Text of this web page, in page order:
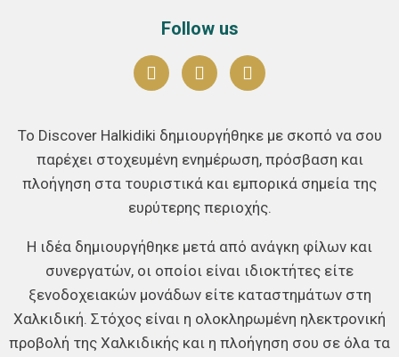
Follow us
Το Discover Halkidiki δημιουργήθηκε με σκοπό να σου
παρέχει στοχευμένη ενημέρωση, πρόσβαση και
πλοήγηση στα τουριστικά και εμπορικά σημεία της
ευρύτερης περιοχής.
Η ιδέα δημιουργήθηκε μετά από ανάγκη φίλων και
συνεργατών, οι οποίοι είναι ιδιοκτήτες είτε
ξενοδοχειακών μονάδων είτε καταστημάτων στη
Χαλκιδική. Στόχος είναι η ολοκληρωμένη ηλεκτρονική
προβολή της Χαλκιδικής και η πλοήγηση σου σε όλα τα